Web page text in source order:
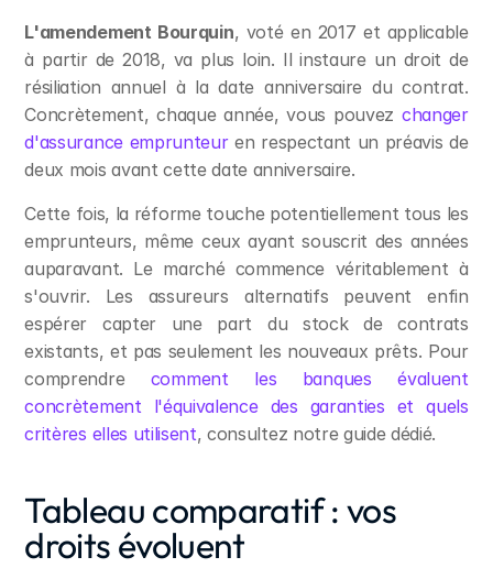
L'amendement Bourquin, voté en 2017 et applicable
à partir de 2018, va plus loin. Il instaure un droit de
résiliation annuel à la date anniversaire du contrat.
Concrètement, chaque année, vous pouvez changer
d'assurance emprunteur en respectant un préavis de
deux mois avant cette date anniversaire.
Cette fois, la réforme touche potentiellement tous les
emprunteurs, même ceux ayant souscrit des années
auparavant. Le marché commence véritablement à
s'ouvrir. Les assureurs alternatifs peuvent enfin
espérer capter une part du stock de contrats
existants, et pas seulement les nouveaux prêts. Pour
comprendre comment les banques évaluent
concrètement l'équivalence des garanties et quels
critères elles utilisent, consultez notre guide dédié.
Tableau comparatif : vos
droits évoluent